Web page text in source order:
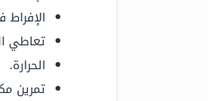
تعاطي
الحرارة.
تمرين